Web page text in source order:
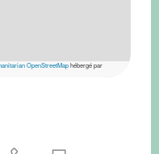
OpenStreetMaphébergé par